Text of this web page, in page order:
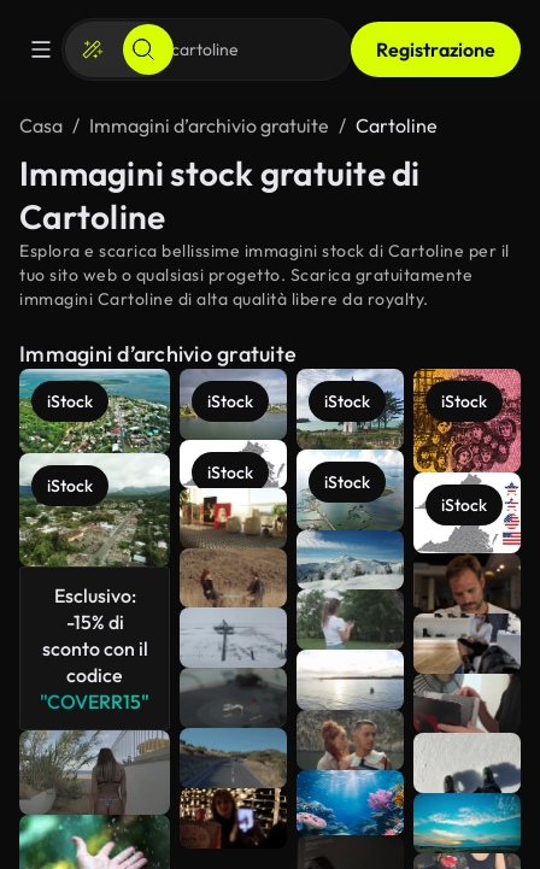
Registrazione
Casa Immagini d’archivio gratuite Cartoline
Immagini stock gratuite di
Cartoline
Esplora e scarica bellissime immagini stock di Cartoline per il
tuo sito web o qualsiasi progetto. Scarica gratuitamente
immagini Cartoline di alta qualità libere da royalty.
Immagini d’archivio gratuite
iStock
iStock
Esclusivo:
-15% di
sconto con il
codice
"COVERR15"
iStock
iStock
iStock
iStock
iStock
iStock
Scopri di
più